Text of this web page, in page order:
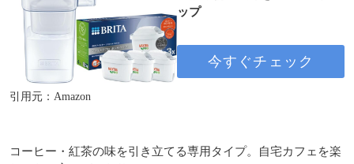
引用元：Amazon
ップ
今すぐチェック
コーヒー・紅茶の味を引き立てる専用タイプ。自宅カフェを楽